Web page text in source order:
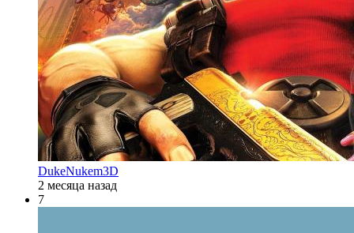
DukeNukem3D
2 месяца назад
7